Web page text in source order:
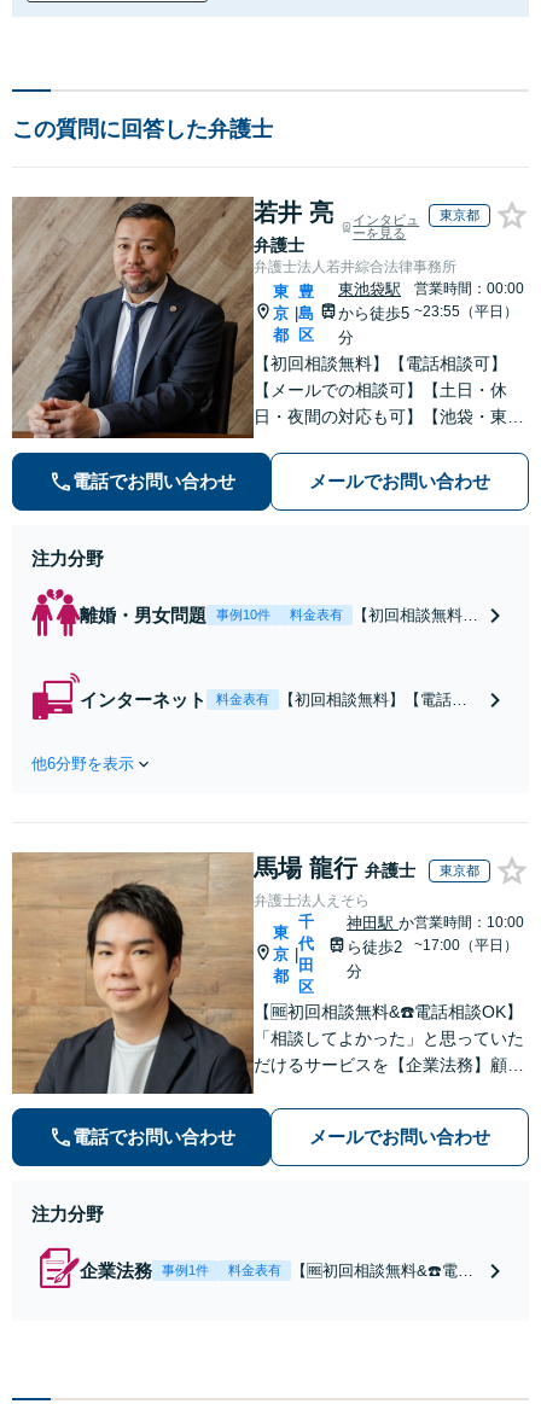
この質問に回答した弁護士
若井 亮
弁護士
インタビュ
ーを見る
東京都
弁護士法人若井綜合法律事務所
東
京
都
豊
島
区
東池袋駅
から徒歩5
分
営業時間：00:00
~23:55（平日）
【初回相談無料】【電話相談可】
【メールでの相談可】【土日・休
日・夜間の対応も可】【池袋・東池
トラブル・刑事事件を中心に「個
人」の方からのご相談・ご依頼を幅
電話でお問い合わせ メールでお問い合わせ
注力分野
離婚・男女問題 事例10件 料金表有
【初回相談無料】
【池袋・東池袋2
らゆるトラブルを
解決へ！どんな相
手であっても毅然
と対応します。お
まかせください。
インターネット 料金表有
【初回相談無料】【電話相
中傷の削除等、拡散防止に
応します！即日対応可能。
まずはご連絡ください。
他6分野を表示
馬場 龍行 弁護士 東京都
弁護士法人えそら
東
京
都
千
代
田
区
神田駅か
ら徒歩2
分
営業時間：10:00
~17:00（平日）
【🆓初回相談無料&☎️電話相談OK】
「相談してよかった」と思っていた
だけるサービスを【企業法務】顧問
りなし・相談回数無制限を叶えた企
業法務プラン
電話でお問い合わせ メールでお問い合わせ
注力分野
企業法務 事例1件 料金表有
【🆓初回相談無料&☎️電話